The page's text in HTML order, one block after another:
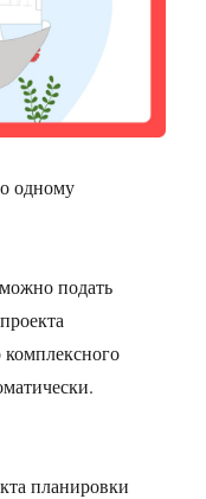
одному
подать
планировки